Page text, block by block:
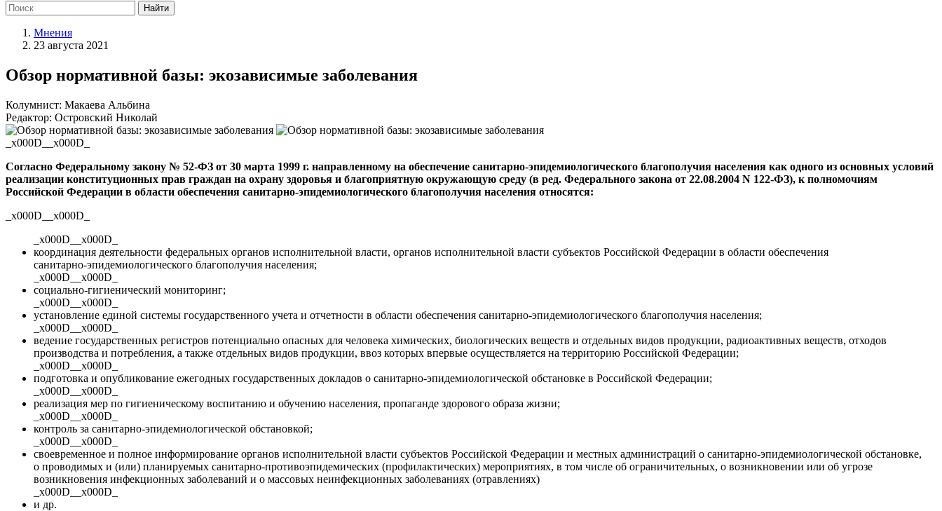
Мнения
23 августа 2021
Обзор нормативной базы: экозависимые заболевания
Колумнист: Макаева Альбина
Редактор: Островский Николай
_x000D__x000D_
Согласно Федеральному закону № 52-ФЗ от 30 марта 1999 г. направленному на обеспечение санитарно-эпидемиологического благополучия населения как одного из основных условий
реализации конституционных прав граждан на охрану здоровья и благоприятную окружающую среду (в ред. Федерального закона от 22.08.2004 N 122-ФЗ), к полномочиям
Российской Федерации в области обеспечения санитарно-эпидемиологического благополучия населения относятся:
_x000D__x000D_
_x000D__x000D_
координация деятельности федеральных органов исполнительной власти, органов исполнительной власти субъектов Российской Федерации в области обеспечения
санитарно-эпидемиологического благополучия населения;
_x000D__x000D_
социально-гигиенический мониторинг;
_x000D__x000D_
установление единой системы государственного учета и отчетности в области обеспечения санитарно-эпидемиологического благополучия населения;
_x000D__x000D_
ведение государственных регистров потенциально опасных для человека химических, биологических веществ и отдельных видов продукции, радиоактивных веществ, отходов
производства и потребления, а также отдельных видов продукции, ввоз которых впервые осуществляется на территорию Российской Федерации;
_x000D__x000D_
подготовка и опубликование ежегодных государственных докладов о санитарно-эпидемиологической обстановке в Российской Федерации;
_x000D__x000D_
реализация мер по гигиеническому воспитанию и обучению населения, пропаганде здорового образа жизни;
_x000D__x000D_
контроль за санитарно-эпидемиологической обстановкой;
_x000D__x000D_
своевременное и полное информирование органов исполнительной власти субъектов Российской Федерации и местных администраций о санитарно-эпидемиологической обстановке,
о проводимых и (или) планируемых санитарно-противоэпидемических (профилактических) мероприятиях, в том числе об ограничительных, о возникновении или об угрозе
возникновения инфекционных заболеваний и о массовых неинфекционных заболеваниях (отравлениях)
_x000D__x000D_
и др.